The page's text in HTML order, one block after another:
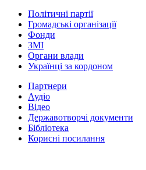
Політичні партії
Громадські організації
Фонди
ЗМІ
Органи влади
Українці за кордоном
Партнери
Аудіо
Відео
Державотворчі документи
Бібліотека
Корисні посилання